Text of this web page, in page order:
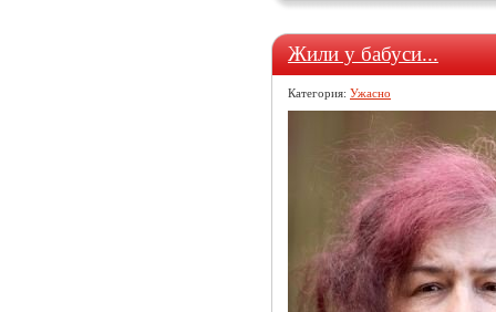
Жили у бабуси...
Категория: Ужасно